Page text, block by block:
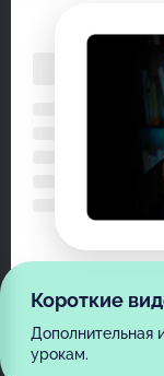
Короткие
Дополнительная
урокам.